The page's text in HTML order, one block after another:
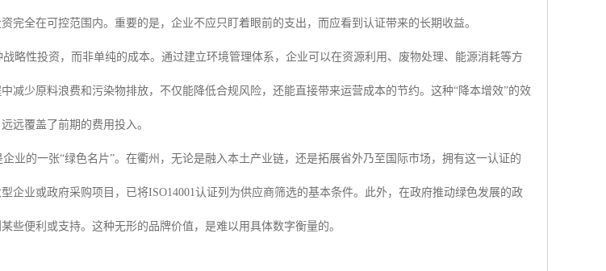
完全在可控范围内。重要的是，企业不应只盯着眼前的支出，而应看到认证带来的长期收益。
略性投资，而非单纯的成本。通过建立环境管理体系，企业可以在资源利用、废物处理、能源消耗等方
减少原料浪费和污染物排放，不仅能降低合规风险，还能直接带来运营成本的节约。这种“降本增效”的效
远覆盖了前期的费用投入。
业的一张“绿色名片”。在衢州，无论是融入本土产业链，还是拓展省外乃至国际市场，拥有这一认证的
企业或政府采购项目，已将ISO14001认证列为供应商筛选的基本条件。此外，在政府推动绿色发展的政
些便利或支持。这种无形的品牌价值，是难以用具体数字衡量的。